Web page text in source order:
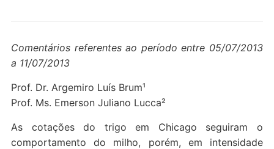
Comentários referentes ao período entre 05/07/2013
a 11/07/2013
Prof. Dr. Argemiro Luís Brum¹
Prof. Ms. Emerson Juliano Lucca²
As cotações do trigo em Chicago seguiram o
comportamento do milho, porém, em intensidade